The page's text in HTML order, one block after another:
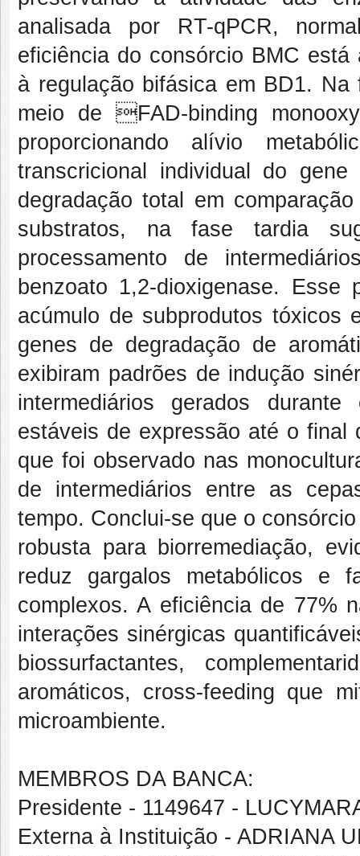
analisada por RT-qPCR,
eficiência do consórcio BMC
à regulação bifásica em BD1.
meio de FAD-binding
proporcionando alívio
transcricional individual do
degradação total em
substratos, na fase tardia
processamento de
benzoato 1,2-dioxigenase. Esse
acúmulo de subprodutos tóxicos
genes de degradação de
exibiram padrões de indução
intermediários gerados
estáveis de expressão até o final
que foi observado nas
de intermediários entre as
tempo. Conclui-se que o
robusta para biorremediação,
reduz gargalos metabólicos e
complexos. A eficiência de 77%
interações sinérgicas
biossurfactantes,
aromáticos, cross-feeding que
microambiente.
MEMBROS DA BANCA:
Presidente - 1149647 -
Externa à Instituição - ADRIANA